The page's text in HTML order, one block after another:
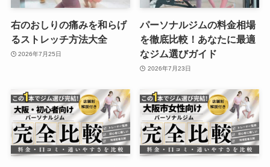
右のおしりの痛みを和らげ
るストレッチ方法大全
2026年7月25日
パーソナルジムの料金相場
を徹底比較！あなたに最適
なジム選びガイド
2026年7月23日